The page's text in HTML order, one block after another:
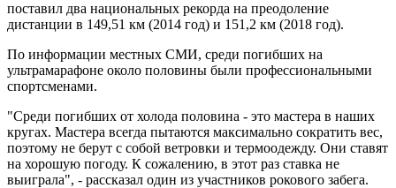
поставил два национальных рекорда на преодоление
дистанции в 149,51 км (2014 год) и 151,2 км (2018 год).
По информации местных СМИ, среди погибших на
ультрамарафоне около половины были профессиональными
спортсменами.
"Среди погибших от холода половина - это мастера в наших
кругах. Мастера всегда пытаются максимально сократить вес,
поэтому не берут с собой ветровки и термоодежду. Они ставят
на хорошую погоду. К сожалению, в этот раз ставка не
выиграла", - рассказал один из участников рокового забега.